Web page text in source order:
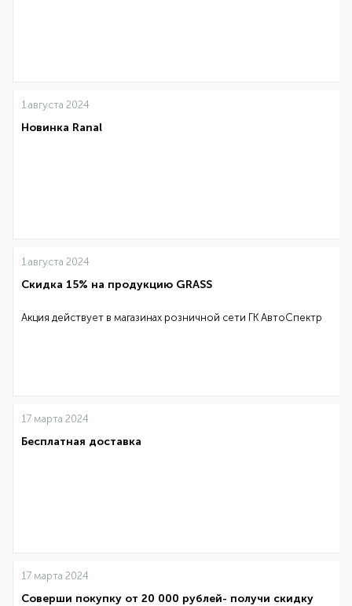
1 августа 2024
Новинка Ranal
1 августа 2024
Скидка 15% на продукцию GRASS
Акция действует в магазинах розничной сети ГК АвтоСпектр
17 марта 2024
Бесплатная доставка
17 марта 2024
Соверши покупку от 20 000 рублей- получи скидку